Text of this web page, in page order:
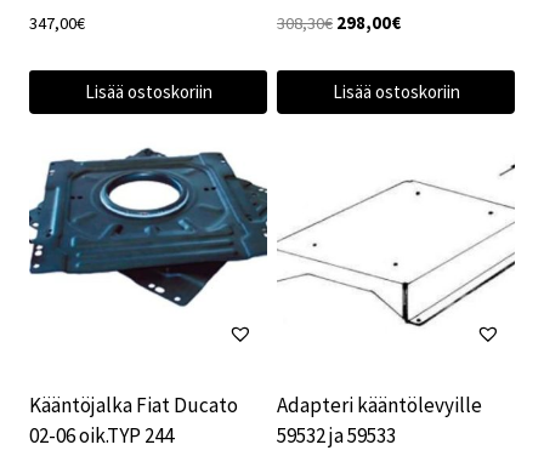
347,00€
Lisää ostoskoriin
308,30€ Alkuperäinen
298,00€Nykyinen
Lisää ostoskoriin
Kääntöjalka Fiat Ducato
02-06 oik.TYP 244
Adapteri kääntölevyille
59532 ja 59533